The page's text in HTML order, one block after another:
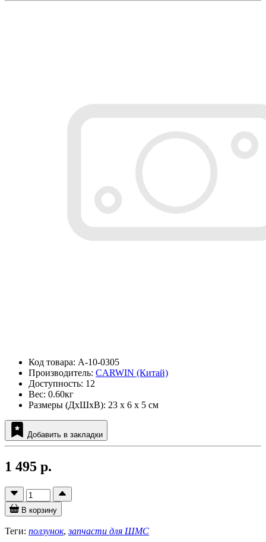
Код товара: A-10-0305
Производитель: CARWIN (Китай)
Доступность: 12
Вес: 0.60кг
Размеры (ДxШxВ): 23 x 6 x 5 см
Добавить в закладки
1 495 р.
В корзину
Теги: ползунок,запчасти для ШМС